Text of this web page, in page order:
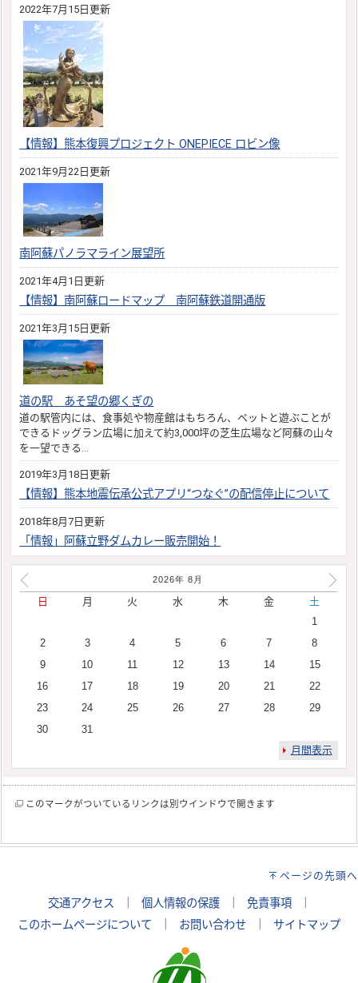
2022年7月15日更新
【情報】熊本復興プロジェクト ONEPIECE ロビン像
2021年9月22日更新
南阿蘇パノラマライン展望所
2021年4月1日更新
【情報】南阿蘇ロードマップ 南阿蘇鉄道開通版
2021年3月15日更新
道の駅 あそ望の郷くぎの
道の駅管内には、食事処や物産館はもちろん、ペットと遊ぶことが
できるドッグラン広場に加えて約3,000坪の芝生広場など阿蘇の山々
を一望できる…
2019年3月18日更新
【情報】熊本地震伝承公式アプリ“つなぐ”の配信停止について
2018年8月7日更新
「情報」阿蘇立野ダムカレー販売開始！
2026年 8 月
日 月 火 水 木 金
土
1
2
3 4 5 6 7
8
9
10 11 12 13 14
15
16
17 18 19 20 21
22
23
24 25 26 27 28
29
30
31
月間表示
このマークがついているリンクは別ウインドウで開きます
ページの先頭へ
交通アクセス 個人情報の保護 免責事項
このホームページについて
お問い合わせ サイトマップ